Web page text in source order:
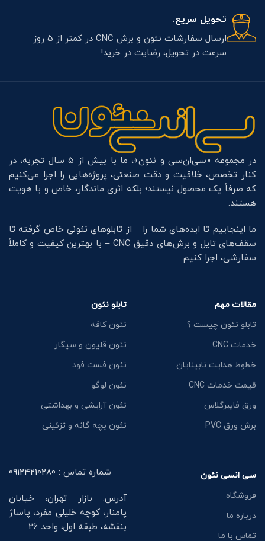
تحویل سریع.
ارسال سفارشات نئون و برش CNC در کمتر از 5 روز
سرعت در تحویل، رضایت در خرید!
در مجموعه «سی‌ان‌سی و نئون»، ما با بیش از ۵ سال تجربه، در
کنار تخصص، خلاقیت و دقت صنعتی، پروژه‌هایی را اجرا می‌کنیم
که صرفاً یک محصول نیستند؛ بلکه اثری ماندگار، خاص و با هویت
هستند.
ما اینجاییم تا ایده‌های شما را – از تابلوهای نئونی خاص گرفته تا
سقف‌های تایل و برش‌های دقیق CNC – با بهترین کیفیت و کاملاً
سفارشی، اجرا کنیم.
مقالات مهم
تابلو نئون چیست ؟
خدمات CNC
خطوط هدایت نابینایان
قیمت خدمات CNC
ورق فایبرگلاس
برش ورق PVC
تابلو نئون
نئون کافه
نئون قلیون و سیگار
نئون فست فود
نئون لوگو
نئون آرایشی و بهداشتی
نئون بچه گانه و تزئینی
سی انسی نئون
فروشگاه
درباره ما
تماس با ما
شماره تماس : 09124210280
آدرس: بازار تهران، خیابان
پامنار، کوچه خلیلی مفرد، پاساژ
بنفشه، طبقه اول، واحد 26